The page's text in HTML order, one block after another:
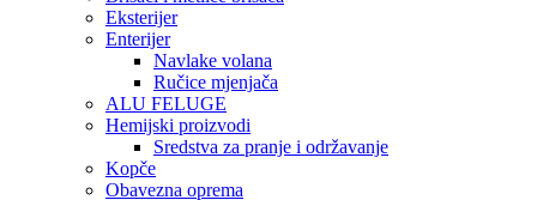
Eksterijer
Enterijer
Navlake volana
Ručice mjenjača
ALU FELUGE
Hemijski proizvodi
Sredstva za pranje i održavanje
Kopče
Obavezna oprema